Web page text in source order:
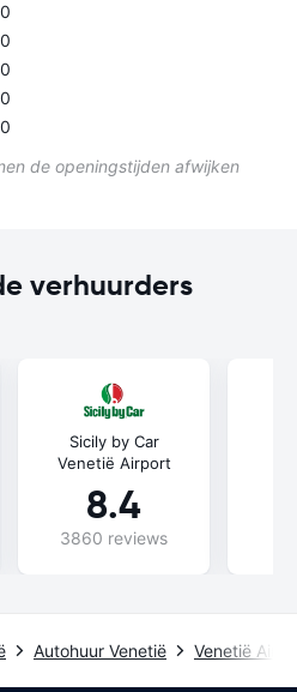
de openingstijden afwijken
verhuurders
Sicily by Car
Venetië Airport
8.4
3860 reviews
Autohuur Venetië Venetië